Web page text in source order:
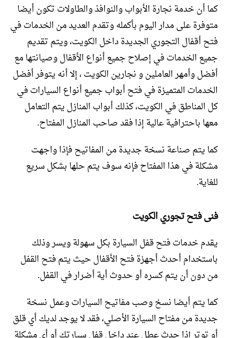
كما أن خدمة نجارة الأبواب والنوافذ والطاولات تكون أيضا
متوفرة على مدار اليوم بأكمله وتقدم العديد من الخدمات في
فتح أقفال التجوري الجديدة داخل الكويت، ويتم تقديم
جميع الخدمات في إصلاح جميع أنواع الأقفال وصيانتها مع
أفضل وأمهر العاملين و نجارين الكويت ، إلا أنه يتوفر أفضل
الخدمات المتميزة في فتح أبواب جميع أنواع السيارات في
كل المناطق في الكويت، كذلك أبواب المنازل يتم التعامل
معها باحترافية عالية إذا فقد صاحب المنازل المفتاح.
كما يتم صناعة نسخة جديدة من المفاتيح فإذا واجهت
مشكلة في هذا المفتاح فإنه سوف يتم حلها بشكل سريع
للغاية.
فنى فتح تجوري الكويت
يقدم خدمات فتح قفل السيارة بكل سهولة ويسر وذلك
باستخدام أحدث أجهزة فتح الأقفال حيث يتم فتح القفل
من دون أن يتم كسره أو حدوث أية أضرار في القفل.
كما يتم أيضا نسخ وصب مفاتيح السيارات وعمل نسخة
جديدة من مفتاح السيارة الأصلي، فقد لا يوجد لديك أي قلق